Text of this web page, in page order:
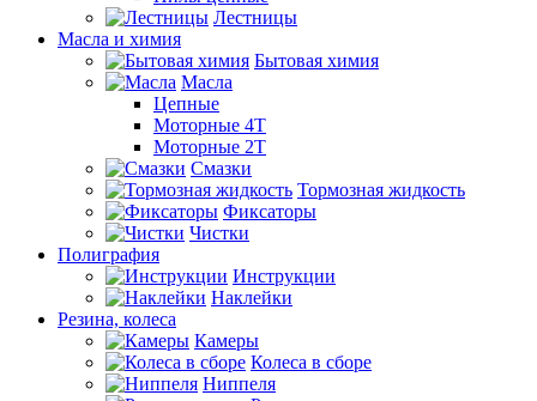
Лестницы
Масла и химия
Бытовая химия
Масла
Цепные
Моторные 4Т
Моторные 2Т
Смазки
Тормозная жидкость
Фиксаторы
Чистки
Полиграфия
Инструкции
Наклейки
Резина, колеса
Камеры
Колеса в сборе
Ниппеля